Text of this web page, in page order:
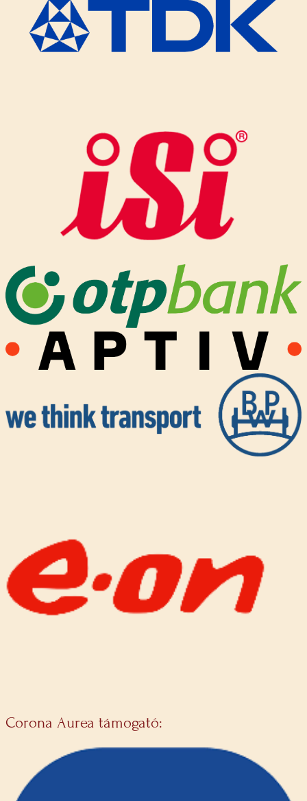
Corona Aurea támogató: